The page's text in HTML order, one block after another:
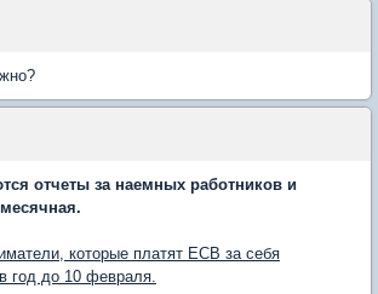
отчеты за наемных работников и
которые платят ЕСВ за себя
год до 10 февраля.